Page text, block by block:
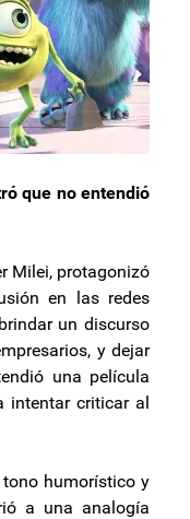
que no entendió
Milei, protagonizó
en las redes
un discurso
y dejar
una película
intentar criticar al
humorístico y
a una analogía